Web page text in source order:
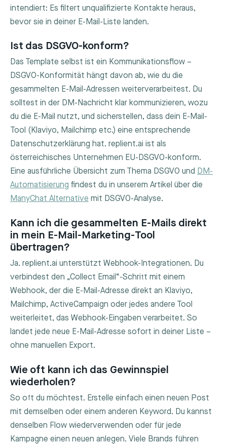
intendiert: Es filtert unqualifizierte Kontakte heraus,
bevor sie in deiner E-Mail-Liste landen.
Ist das DSGVO-konform?
Das Template selbst ist ein Kommunikationsflow –
DSGVO-Konformität hängt davon ab, wie du die
gesammelten E-Mail-Adressen weiterverarbeitest. Du
solltest in der DM-Nachricht klar kommunizieren, wozu
du die E-Mail nutzt, und sicherstellen, dass dein E-Mail-
Tool (Klaviyo, Mailchimp etc.) eine entsprechende
Datenschutzerklärung hat. replient.ai ist als
österreichisches Unternehmen EU-DSGVO-konform.
Eine ausführliche Übersicht zum Thema DSGVO und DM-
Automatisierung findest du in unserem Artikel über die
ManyChat Alternative mit DSGVO-Analyse.
Kann ich die gesammelten E-Mails direkt
in mein E-Mail-Marketing-Tool
übertragen?
Ja. replient.ai unterstützt Webhook-Integrationen. Du
verbindest den „Collect Email“-Schritt mit einem
Webhook, der die E-Mail-Adresse direkt an Klaviyo,
Mailchimp, ActiveCampaign oder jedes andere Tool
weiterleitet, das Webhook-Eingaben verarbeitet. So
landet jede neue E-Mail-Adresse sofort in deiner Liste –
ohne manuellen Export.
Wie oft kann ich das Gewinnspiel
wiederholen?
So oft du möchtest. Erstelle einfach einen neuen Post
mit demselben oder einem anderen Keyword. Du kannst
denselben Flow wiederverwenden oder für jede
Kampagne einen neuen anlegen. Viele Brands führen